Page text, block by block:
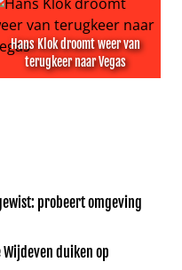
Hans Klok droomt weer van
terugkeer naar Vegas
probeert omgeving
Wijdeven duiken op